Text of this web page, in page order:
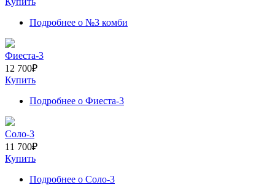
Подробнее о №3 комби
Фиеста-3
12 700₽
Купить
Подробнее о Фиеста-3
Соло-3
11 700₽
Купить
Подробнее о Соло-3